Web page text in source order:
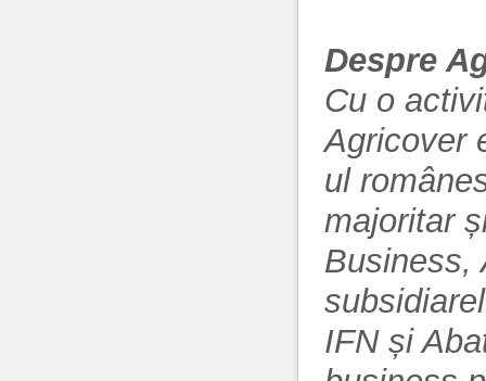
Despre
Cu o
Agricover
ul
majoritar
Business,
IFN și